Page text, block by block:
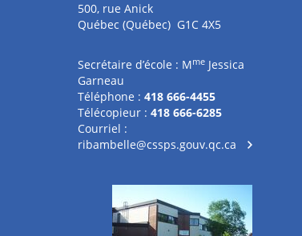
500, rue Anick
Québec (Québec) G1C 4X5
Secrétaire d’école : Mme Jessica
Garneau
Téléphone : 418 666-4455
Télécopieur : 418 666-6285
Courriel :
ribambelle@cssps.gouv.qc.ca